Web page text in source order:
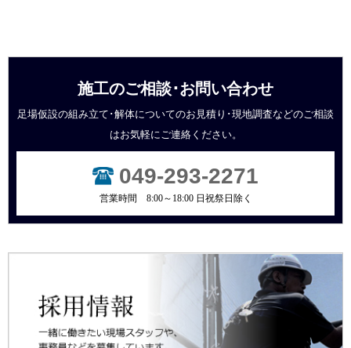
施工のご相談･お問い合わせ
足場仮設の組み立て･解体についてのお見積り･現地調査などのご相談
はお気軽にご連絡ください。
049-293-2271
営業時間 8:00～18:00 日祝祭日除く